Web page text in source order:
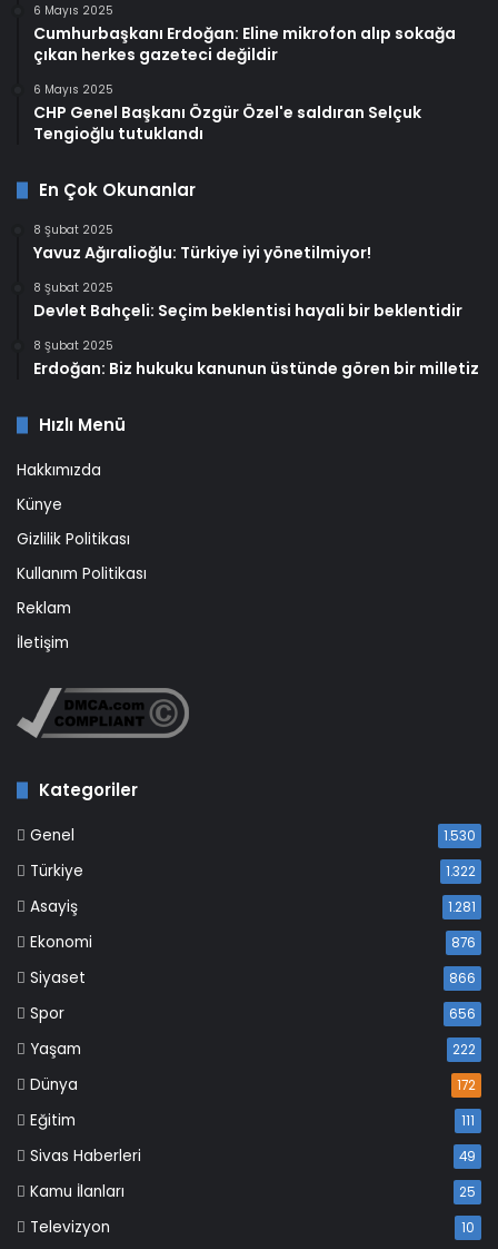
6 Mayıs 2025
Cumhurbaşkanı Erdoğan: Eline mikrofon alıp sokağa
çıkan herkes gazeteci değildir
6 Mayıs 2025
CHP Genel Başkanı Özgür Özel'e saldıran Selçuk
Tengioğlu tutuklandı
En Çok Okunanlar
8 Şubat 2025
Yavuz Ağıralioğlu: Türkiye iyi yönetilmiyor!
8 Şubat 2025
Devlet Bahçeli: Seçim beklentisi hayali bir beklentidir
8 Şubat 2025
Erdoğan: Biz hukuku kanunun üstünde gören bir milletiz
Hızlı Menü
Hakkımızda
Künye
Gizlilik Politikası
Kullanım Politikası
Reklam
İletişim
Kategoriler
Genel 1.530
Türkiye 1.322
Asayiş 1.281
Ekonomi 876
Siyaset 866
Spor 656
Yaşam 222
Dünya 172
Eğitim 111
Sivas Haberleri 49
Kamu İlanları 25
Televizyon 10